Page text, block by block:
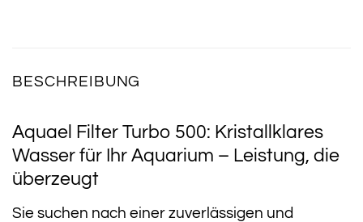
BESCHREIBUNG
Aquael Filter Turbo 500: Kristallklares
Wasser für Ihr Aquarium – Leistung, die
überzeugt
Sie suchen nach einer zuverlässigen und